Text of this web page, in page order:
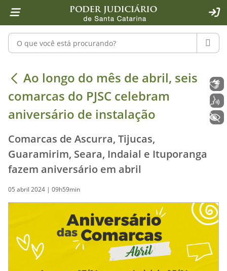
1 Ir para o conteúdo
2 Ir para a ferramenta de acessibilidade - Rybená
4 Ir para o menu principal
5 Ir para a pesquisa
6 Ir para o rodapé
7 Ir para a página inicial
Pesquisar no portal
Ao longo do mês de abril, seis
Ao longo do mês de abril, seis
comarcas do PJSC celebram
aniversário de instalação
Comarcas de Ascurra, Tijucas,
Guaramirim, Seara, Indaial e Ituporanga
fazem aniversário em abril
05 abril 2024 | 09h59min
Libras
+ Acessibilidade